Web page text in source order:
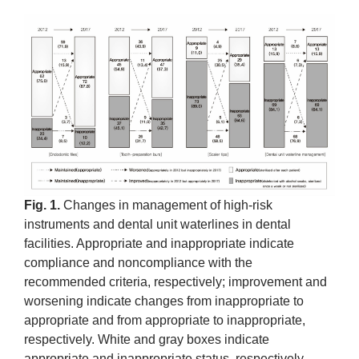
Fig. 1. Changes in management of high-risk
instruments and dental unit waterlines in dental
facilities. Appropriate and inappropriate indicate
compliance and noncompliance with the
recommended criteria, respectively; improvement and
worsening indicate changes from inappropriate to
appropriate and from appropriate to inappropriate,
respectively. White and gray boxes indicate